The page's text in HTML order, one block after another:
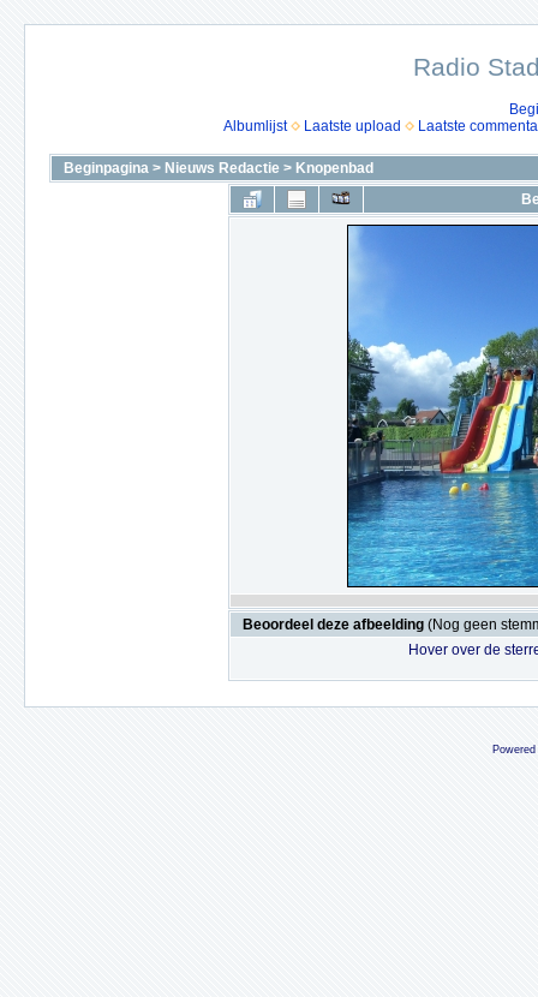
Radio
Albumlijst
Laatste upload Laatste
Beginpagina > Nieuws Redactie > Knopenbad
Beoordeel deze afbeelding (Nog geen
Hover over de